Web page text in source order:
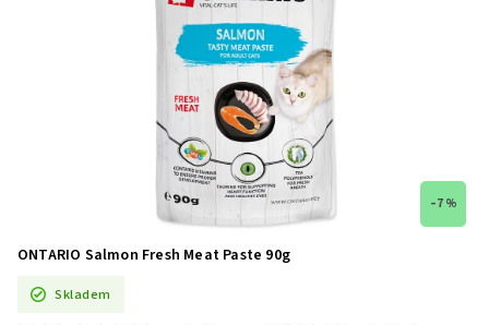
–7 %
ONTARIO Salmon Fresh Meat Paste 90g
Skladem